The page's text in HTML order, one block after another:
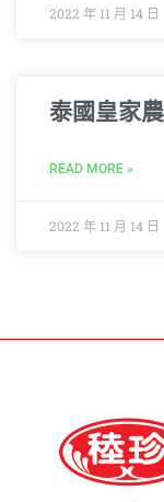
2022 年 11 月 14 日
泰國皇家
READ MORE »
2022 年 11 月 14 日